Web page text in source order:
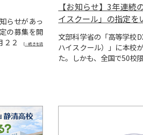
らせがあっ
の募集を開
２２
[…続きを読
【お知らせ】3年連続
イスクール」の指定を
文部科学省の「高等学校
ハイスクール）」に本校
た。しかも、全国で50校